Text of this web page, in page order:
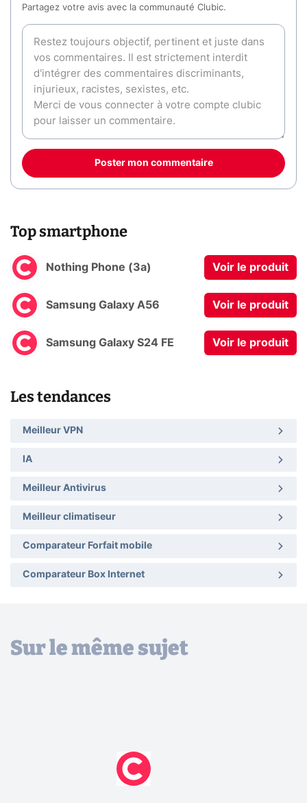
Partagez votre avis avec la communauté Clubic.
Poster mon commentaire
Top smartphone
Nothing Phone (3a) Voir le produit
Samsung Galaxy A56 Voir le produit
Samsung Galaxy S24 FE Voir le produit
Les tendances
Meilleur VPN
IA
Meilleur Antivirus
Meilleur climatiseur
Comparateur Forfait mobile
Comparateur Box Internet
Sur le même sujet